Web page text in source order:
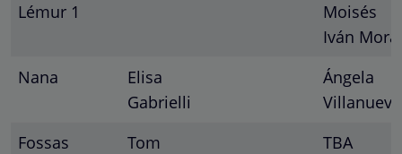
Lémur 1
Moisés
Iván Mora
Nana
Elisa
Gabrielli
Ángela
Villanueva
Fossas
Tom
TBA